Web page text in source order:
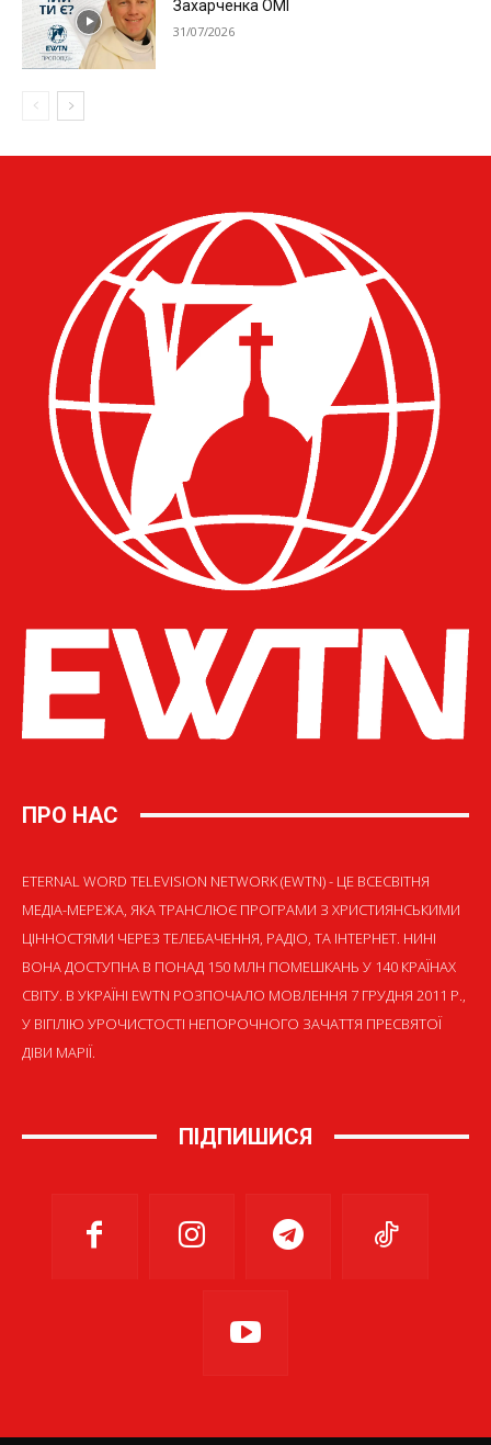
ПРО НАС
ETERNAL WORD TELEVISION NETWORK (EWTN) - ЦЕ ВСЕСВІТНЯ
МЕДІА-МЕРЕЖА, ЯКА ТРАНСЛЮЄ ПРОГРАМИ З ХРИСТИЯНСЬКИМИ
ЦІННОСТЯМИ ЧЕРЕЗ ТЕЛЕБАЧЕННЯ, РАДІО, ТА ІНТЕРНЕТ. НИНІ
ВОНА ДОСТУПНА В ПОНАД 150 МЛН ПОМЕШКАНЬ У 140 КРАЇНАХ
СВІТУ. В УКРАЇНІ EWTN РОЗПОЧАЛО МОВЛЕННЯ 7 ГРУДНЯ 2011 Р.,
У ВІГІЛІЮ УРОЧИСТОСТІ НЕПОРОЧНОГО ЗАЧАТТЯ ПРЕСВЯТОЇ
ДІВИ МАРІЇ.
ПІДПИШИСЯ